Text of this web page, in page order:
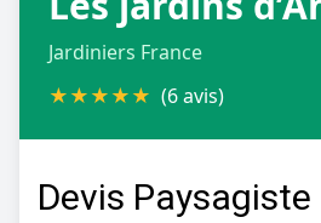
Jardiniers France
★★★★★ (6 avis)
Devis Paysagiste